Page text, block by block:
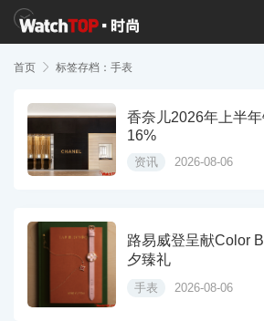
首页  标签存档：手表
香奈儿2026年上半
16%
资讯 2026-08-06
路易威登呈献Color
夕臻礼
手表 2026-08-06